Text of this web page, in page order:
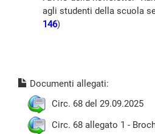
agli studenti della scuola
146)
Documenti allegati:
Circ. 68 del 29.09.2025
Circ. 68 allegato 1 -